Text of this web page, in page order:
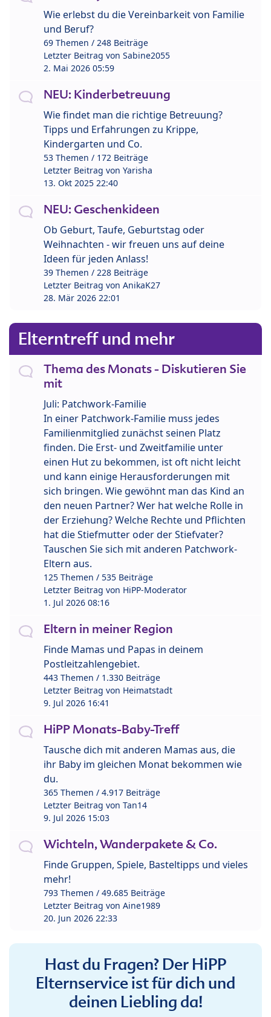
Wie erlebst du die Vereinbarkeit von Familie
und Beruf?
69 Themen / 248 Beiträge
Letzter Beitrag von Sabine2055
2. Mai 2026 05:59
NEU: Kinderbetreuung
Wie findet man die richtige Betreuung?
Tipps und Erfahrungen zu Krippe,
Kindergarten und Co.
53 Themen / 172 Beiträge
Letzter Beitrag von Yarisha
13. Okt 2025 22:40
NEU: Geschenkideen
Ob Geburt, Taufe, Geburtstag oder
Weihnachten - wir freuen uns auf deine
Ideen für jeden Anlass!
39 Themen / 228 Beiträge
Letzter Beitrag von AnikaK27
28. Mär 2026 22:01
Elterntreff und mehr
Thema des Monats - Diskutieren Sie
mit
Juli: Patchwork-Familie
In einer Patchwork-Familie muss jedes
Familienmitglied zunächst seinen Platz
finden. Die Erst- und Zweitfamilie unter
einen Hut zu bekommen, ist oft nicht leicht
und kann einige Herausforderungen mit
sich bringen. Wie gewöhnt man das Kind an
den neuen Partner? Wer hat welche Rolle in
der Erziehung? Welche Rechte und Pflichten
hat die Stiefmutter oder der Stiefvater?
Tauschen Sie sich mit anderen Patchwork-
Eltern aus.
125 Themen / 535 Beiträge
Letzter Beitrag von HiPP-Moderator
1. Jul 2026 08:16
Eltern in meiner Region
Finde Mamas und Papas in deinem
Postleitzahlengebiet.
443 Themen / 1.330 Beiträge
Letzter Beitrag von Heimatstadt
9. Jul 2026 16:41
HiPP Monats-Baby-Treff
Tausche dich mit anderen Mamas aus, die
ihr Baby im gleichen Monat bekommen wie
du.
365 Themen / 4.917 Beiträge
Letzter Beitrag von Tan14
9. Jul 2026 15:03
Wichteln, Wanderpakete & Co.
Finde Gruppen, Spiele, Basteltipps und vieles
mehr!
793 Themen / 49.685 Beiträge
Letzter Beitrag von Aine1989
20. Jun 2026 22:33
Hast du Fragen? Der HiPP
Elternservice ist für dich und
deinen Liebling da!